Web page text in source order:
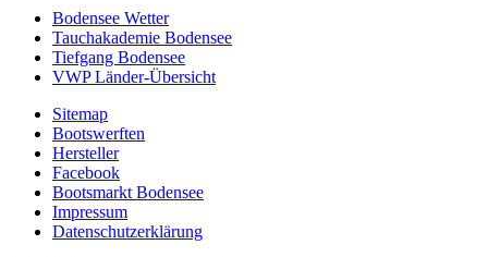
Bodensee Wetter
Tauchakademie Bodensee
Tiefgang Bodensee
VWP Länder-Übersicht
Sitemap
Bootswerften
Hersteller
Facebook
Bootsmarkt Bodensee
Impressum
Datenschutzerklärung